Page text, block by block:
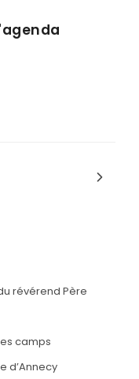
révérend Père
camps
d’Annecy